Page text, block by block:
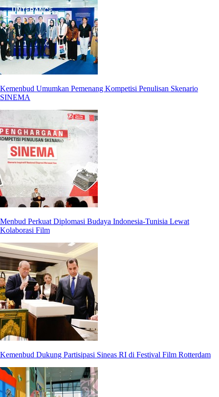
Kemenbud Umumkan Pemenang Kompetisi Penulisan Skenario
SINEMA
Menbud Perkuat Diplomasi Budaya Indonesia-Tunisia Lewat
Kolaborasi Film
Kemenbud Dukung Partisipasi Sineas RI di Festival Film Rotterdam